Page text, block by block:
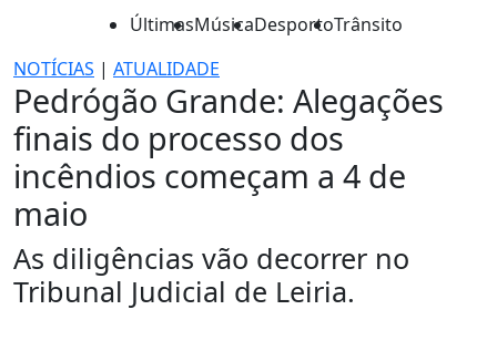
ÚltimasMúsicaDesportoTrânsito
NOTÍCIAS | ATUALIDADE
Pedrógão Grande: Alegações
finais do processo dos
incêndios começam a 4 de
maio
As diligências vão decorrer no
Tribunal Judicial de Leiria.